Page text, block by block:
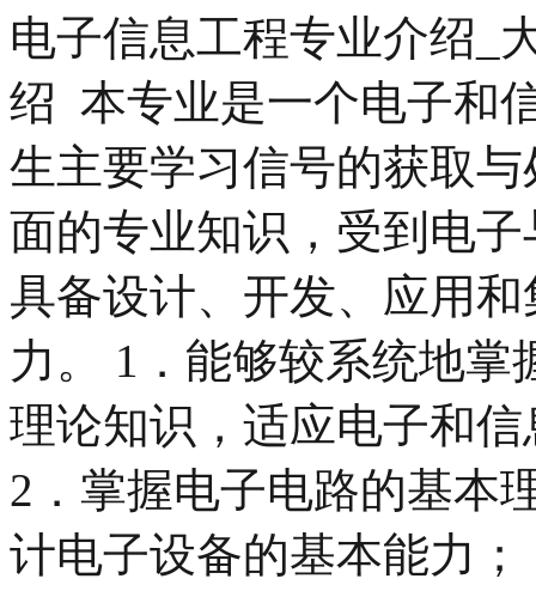
电子信息工程专业介绍_
绍 本专业是一个电子和
生主要学习信号的获取
面的专业知识，受到电
具备设计、开发、应用
力。 1．能够较系统地
理论知识，适应电子和
2．掌握电子电路的基本
计电子设备的基本能力